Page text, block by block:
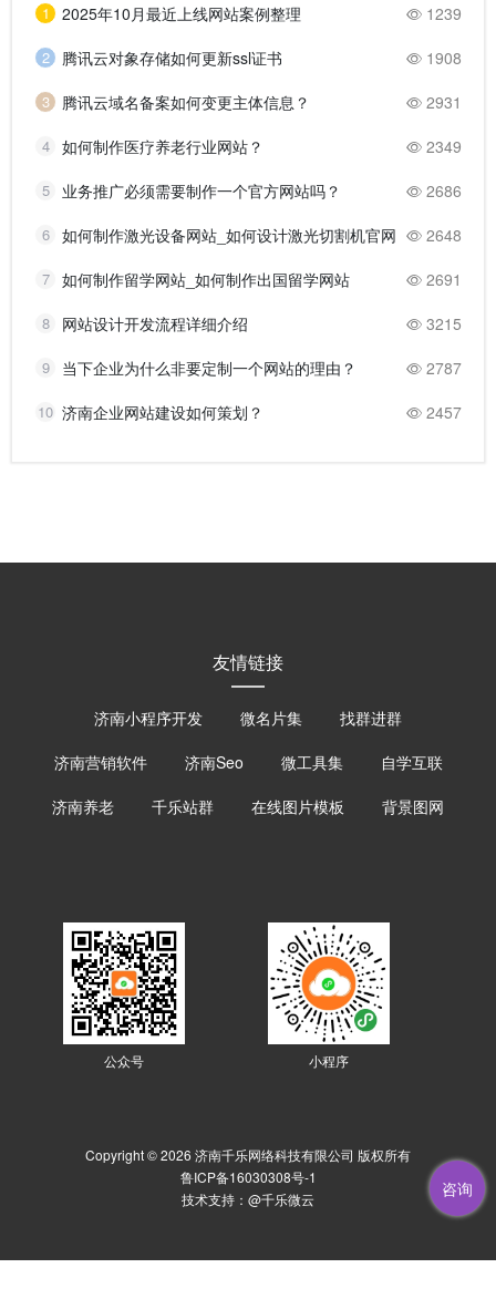
1 1239
2025年10月最近上线网站案例整理
2 1908
腾讯云对象存储如何更新ssl证书
3 2931
腾讯云域名备案如何变更主体信息？
4 2349
如何制作医疗养老行业网站？
5 2686
业务推广必须需要制作一个官方网站吗？
6 2648
如何制作激光设备网站_如何设计激光切割机官网
7 2691
如何制作留学网站_如何制作出国留学网站
8 3215
网站设计开发流程详细介绍
9 2787
当下企业为什么非要定制一个网站的理由？
10 2457
济南企业网站建设如何策划？
友情链接
济南小程序开发 微名片集
找群进群
济南营销软件
济南Seo 微工具集
自学互联
济南养老
千乐站群 在线图片模板 背景图网
公众号 小程序
Copyright © 2026 济南千乐网络科技有限公司 版权所有
鲁ICP备16030308号-1
技术支持： @千乐微云 咨询